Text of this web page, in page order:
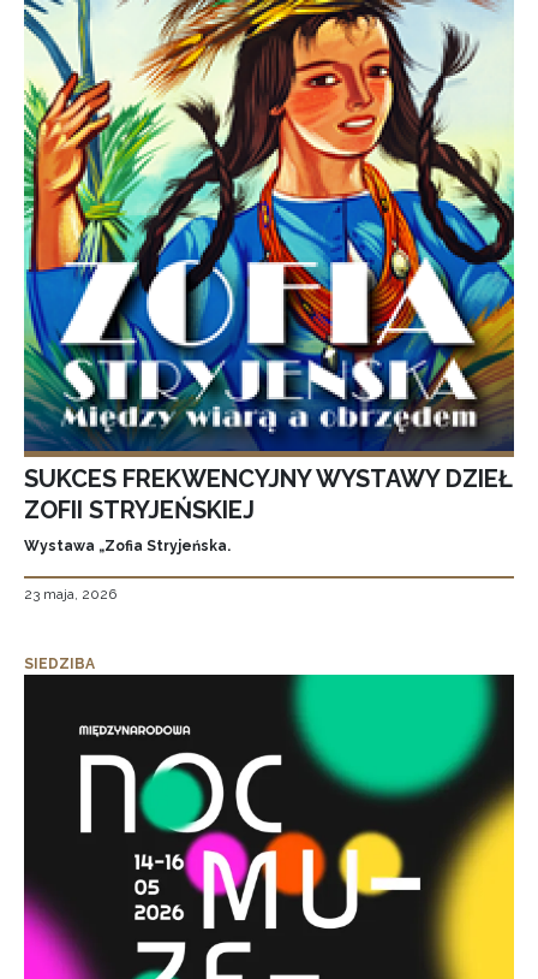
SUKCES FREKWENCYJNY WYSTAWY DZIEŁ
ZOFII STRYJEŃSKIEJ
Wystawa „Zofia Stryjeńska.
23 maja, 2026
SIEDZIBA